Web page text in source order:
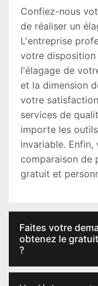
Confiez-nous
de réaliser un
L'entreprise
votre
l'élagage de
et la dimension
votre
services de
importe les
invariable.
comparaison de
gratuit et
Faites votre
obtenez le
?